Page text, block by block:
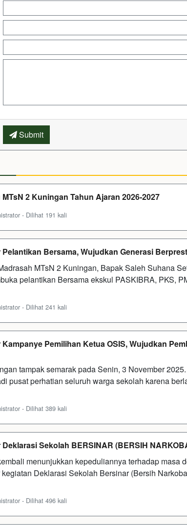
Submit
2 Kuningan Tahun Ajaran 2026-2027
- Dilihat 191 kali
Bersama, Wujudkan Generasi
MTsN 2 Kuningan, Bapak Saleh Suhana
pelantikan Bersama ekskul PASKIBRA, PKS,
- Dilihat 241 kali
Pemilihan Ketua OSIS, Wujudkan
tampak semarak pada Senin, 3 November
pusat perhatian seluruh warga sekolah karena
- Dilihat 389 kali
Sekolah BERSINAR (BERSIH
menunjukkan kepeduliannya terhadap masa
Deklarasi Sekolah Bersinar (Bersih
- Dilihat 496 kali